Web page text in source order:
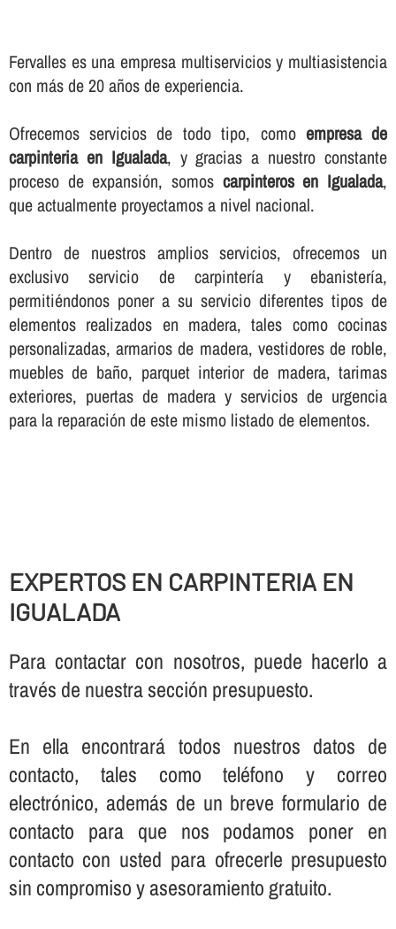
Fervalles es una empresa multiservicios y multiasistencia
con más de 20 años de experiencia.
Ofrecemos servicios de todo tipo, como empresa de
carpinteria en Igualada, y gracias a nuestro constante
proceso de expansión, somos carpinteros en Igualada,
que actualmente proyectamos a nivel nacional.
Dentro de nuestros amplios servicios, ofrecemos un
exclusivo servicio de carpinterí­a y ebanisterí­a,
permitiéndonos poner a su servicio diferentes tipos de
elementos realizados en madera, tales como cocinas
personalizadas, armarios de madera, vestidores de roble,
muebles de baño, parquet interior de madera, tarimas
exteriores, puertas de madera y servicios de urgencia
para la reparación de este mismo listado de elementos.
EXPERTOS EN CARPINTERIA EN
IGUALADA
Para contactar con nosotros, puede hacerlo a
través de nuestra sección presupuesto.
En ella encontrará todos nuestros datos de
contacto, tales como teléfono y correo
electrónico, además de un breve formulario de
contacto para que nos podamos poner en
contacto con usted para ofrecerle presupuesto
sin compromiso y asesoramiento gratuito.